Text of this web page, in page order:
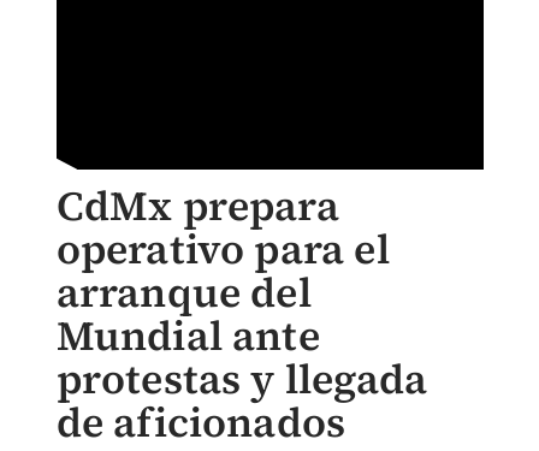
CdMx prepara
operativo para el
arranque del
Mundial ante
protestas y llegada
de aficionados